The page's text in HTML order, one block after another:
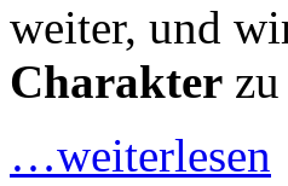
weiter, und
Charakter
…weiterlesen